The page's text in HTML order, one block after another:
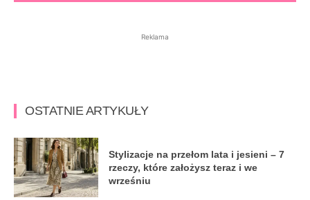
Reklama
OSTATNIE ARTYKUŁY
Stylizacje na przełom lata i jesieni – 7
rzeczy, które założysz teraz i we
wrześniu